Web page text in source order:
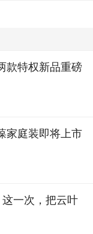
款特权新品重磅
家庭装即将上市
一次，把云叶